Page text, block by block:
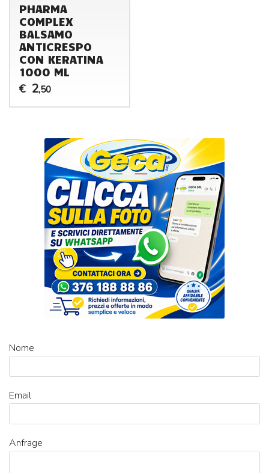
PHARMA
COMPLEX
BALSAMO
ANTICRESPO
CON KERATINA
1000 ML
€ 2,50
Nome
Email
Anfrage